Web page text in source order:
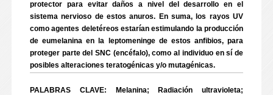
protector para evitar daños a nivel del desarrollo en el
sistema nervioso de estos anuros. En suma, los rayos UV
como agentes deletéreos estarían estimulando la producción
de eumelanina en la leptomeninge de estos anfibios, para
proteger parte del SNC (encéfalo), como al individuo en sí de
posibles alteraciones teratogénicas y/o mutagénicas.
PALABRAS CLAVE: Melanina; Radiación ultravioleta;